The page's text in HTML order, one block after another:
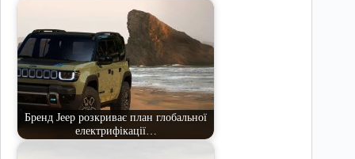
Бренд Jeep розкриває план глобальної
електрифікації…